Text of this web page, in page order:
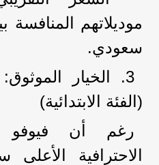
سعودي.
3. الخيار
(الفئة الابتدائية)
رغم أن فيوفو
الاحترافية